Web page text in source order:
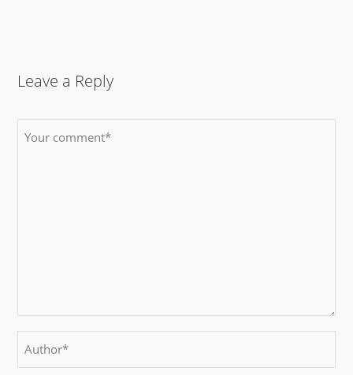
Leave a Reply